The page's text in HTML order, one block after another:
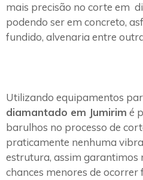
mais precisão no corte em
podendo ser em concreto,
fundido, alvenaria entre
Utilizando equipamentos
diamantado em Jumirim é
barulhos no processo de
praticamente nenhuma
estrutura, assim garantimos
chances menores de ocorrer